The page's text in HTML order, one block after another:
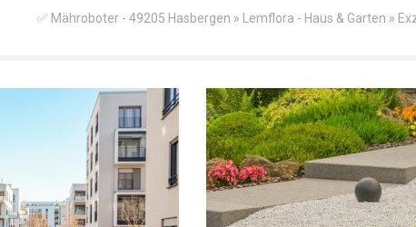
✅ Mähroboter - 49205 Hasbergen » Lemflora - Haus & Garten »